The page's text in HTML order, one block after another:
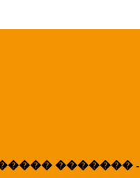
�������